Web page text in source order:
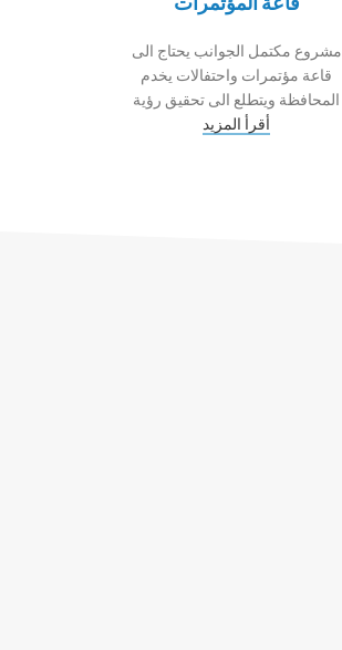
مشروع مكتمل الجوانب يحتاج الى
قاعة مؤتمرات واحتفالات يخدم
المحافظة ويتطلع الى تحقيق رؤية
أقرأ المزيد